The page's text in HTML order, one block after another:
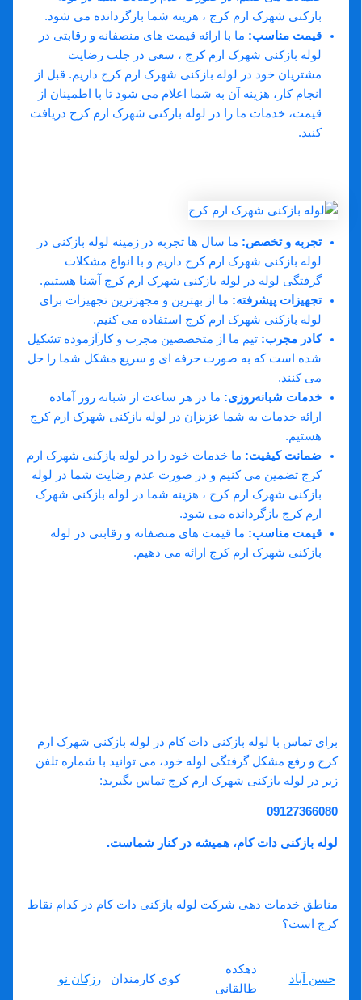
بازکنی شهرک ارم کرج ، هزینه شما بازگردانده می ‌شود.
قیمت مناسب: ما با ارائه قیمت‌ های منصفانه و رقابتی در
لوله بازکنی شهرک ارم کرج ، سعی در جلب رضایت
مشتریان خود در لوله بازکنی شهرک ارم کرج داریم. قبل از
انجام کار، هزینه آن به شما اعلام می ‌شود تا با اطمینان از
قیمت، خدمات ما را در لوله بازکنی شهرک ارم کرج دریافت
کنید.
تجربه و تخصص: ما سال‌ ها تجربه در زمینه لوله بازکنی در
لوله بازکنی شهرک ارم کرج داریم و با انواع مشکلات
گرفتگی لوله در لوله بازکنی شهرک ارم کرج آشنا هستیم.
تجهیزات پیشرفته: ما از بهترین و مجهزترین تجهیزات برای
لوله بازکنی شهرک ارم کرج استفاده می ‌کنیم.
کادر مجرب: تیم ما از متخصصین مجرب و کارآزموده تشکیل
شده است که به صورت حرفه‌ ای و سریع مشکل شما را حل
می‌ کنند.
خدمات شبانه‌روزی: ما در هر ساعت از شبانه روز آماده
ارائه خدمات به شما عزیزان در لوله بازکنی شهرک ارم کرج
هستیم.
ضمانت کیفیت: ما خدمات خود را در لوله بازکنی شهرک ارم
کرج تضمین می‌ کنیم و در صورت عدم رضایت شما در لوله
بازکنی شهرک ارم کرج ، هزینه شما در لوله بازکنی شهرک
ارم کرج بازگردانده می ‌شود.
قیمت مناسب: ما قیمت ‌های منصفانه و رقابتی در لوله
بازکنی شهرک ارم کرج ارائه می ‌دهیم.
برای تماس با لوله بازکنی دات کام در لوله بازکنی شهرک ارم
کرج و رفع مشکل گرفتگی لوله خود، می ‌توانید با شماره تلفن
زیر در لوله بازکنی شهرک ارم کرج تماس بگیرید:
09127366080
لوله بازکنی دات کام، همیشه در کنار شماست.
مناطق خدمات دهی شرکت لوله بازکنی دات کام در کدام نقاط
کرج است؟
حسن آباد
دهکده
طالقانی
کوی کارمندان رزکان نو